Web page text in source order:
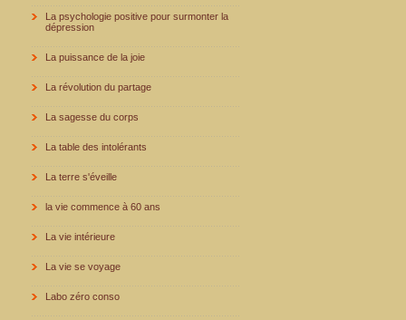
La psychologie positive pour surmonter la
dépression
La puissance de la joie
La révolution du partage
La sagesse du corps
La table des intolérants
La terre s'éveille
la vie commence à 60 ans
La vie intérieure
La vie se voyage
Labo zéro conso